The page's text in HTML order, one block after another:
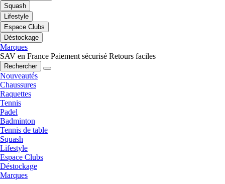
Squash
Lifestyle
Espace Clubs
Déstockage
Marques
SAV en France Paiement sécurisé Retours faciles
Rechercher
Nouveautés
Chaussures
Raquettes
Tennis
Padel
Badminton
Tennis de table
Squash
Lifestyle
Espace Clubs
Déstockage
Marques